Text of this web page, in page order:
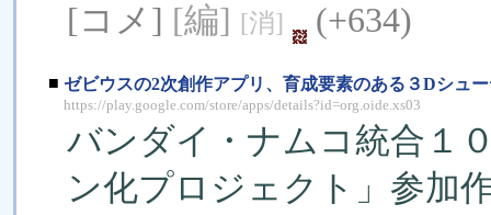
[コメ] [編] [消] (+634)
■ ゼビウスの2次創作アプリ、育成要素のある３Dシュ
https://play.google.com/store/apps/details?id=org.oide.xs03
バンダイ・ナムコ統合１
ン化プロジェクト」参加